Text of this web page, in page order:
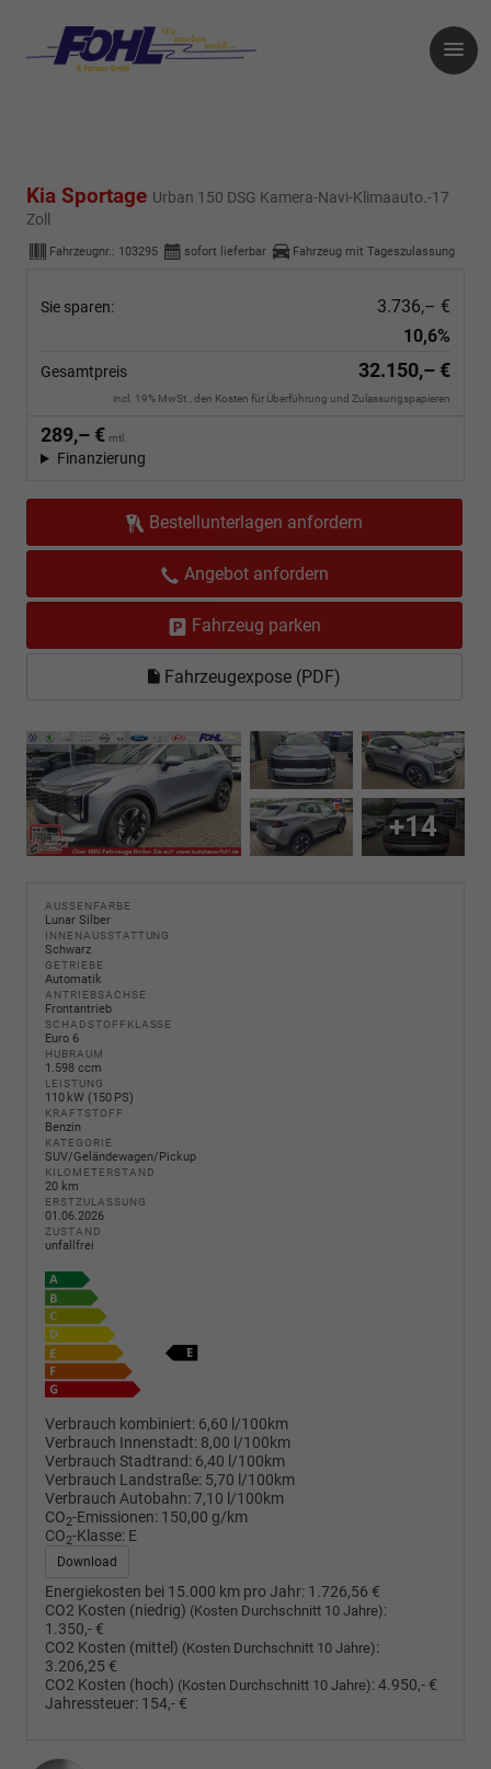
Kia Sportage Urban 150 DSG Kamera-Navi-Klimaauto.-17
Zoll
Fahrzeugnr.: 103295 sofort lieferbar Fahrzeug mit Tageszulassung
Sie sparen:
3.736,– €
10,6%
Gesamtpreis 32.150,– €
incl. 19% MwSt., den Kosten für Überführung und Zulassungspapieren
289,– € mtl.
Finanzierung
Bestellunterlagen anfordern
Angebot anfordern
Fahrzeug parken
Fahrzeugexpose (PDF)
+14
AUSSENFARBE
Lunar Silber
INNENAUSSTATTUNG
Schwarz
GETRIEBE
Automatik
ANTRIEBSACHSE
Frontantrieb
SCHADSTOFFKLASSE
Euro 6
HUBRAUM
1.598 ccm
LEISTUNG
110 kW (150 PS)
KRAFTSTOFF
Benzin
KATEGORIE
SUV/Geländewagen/Pickup
KILOMETERSTAND
20 km
ERSTZULASSUNG
01.06.2026
ZUSTAND
unfallfrei
Verbrauch kombiniert: 6,60 l/100km
Verbrauch Innenstadt: 8,00 l/100km
Verbrauch Stadtrand: 6,40 l/100km
Verbrauch Landstraße: 5,70 l/100km
Verbrauch Autobahn:7,10 l/100km
CO2-Emissionen: 150,00 g/km
CO2-Klasse: E
Download
Energiekosten bei 15.000 km pro Jahr: 1.726,56 €
CO2 Kosten (niedrig) (Kosten Durchschnitt 10 Jahre):
1.350,- €
CO2 Kosten (mittel) (Kosten Durchschnitt 10 Jahre):
3.206,25 €
CO2 Kosten (hoch) (Kosten Durchschnitt 10 Jahre):4.950,- €
Jahressteuer: 154,- €